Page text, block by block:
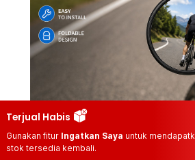
Terjual Habis
Gunakan fitur Ingatkan Saya untuk
stok tersedia kembali.